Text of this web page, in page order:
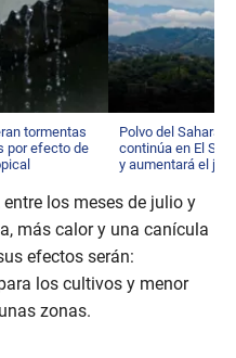
tormentas
por efecto de
Polvo del Sahara
continúa en El
y aumentará el
entre los meses de julio y
más calor y una canícula
efectos serán:
los cultivos y menor
zonas.